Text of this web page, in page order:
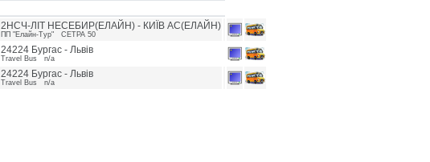
2НСЧ-ЛІТ НЕСЕБИР(ЕЛАЙН) - КИЇВ АС(ЕЛАЙН)
ПП "Елайн-Тур" СЕТРА 50
24224 Бургас - Львів
Travel Bus n/a
24224 Бургас - Львів
Travel Bus n/a